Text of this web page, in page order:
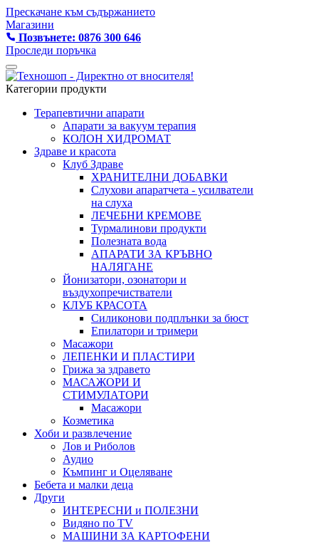
Прескачане към съдържанието
Магазини
Позвънете: 0876 300 646
Проследи поръчка
Категории продукти
Терапевтични апарати
Апарати за вакуум терапия
КОЛОН ХИДРОМАТ
Здраве и красота
Клуб Здраве
ХРАНИТЕЛНИ ДОБАВКИ
Слухови апаратчета - усилватели
на слуха
ЛЕЧЕБНИ КРЕМОВЕ
Турмалинови продукти
Полезната вода
АПАРАТИ ЗА КРЪВНО
НАЛЯГАНЕ
Йонизатори, озонатори и
въздухопречистватели
КЛУБ КРАСОТА
Силиконови подплънки за бюст
Епилатори и тримери
Масажори
ЛЕПЕНКИ И ПЛАСТИРИ
Грижа за здравето
МАСАЖОРИ И
СТИМУЛАТОРИ
Масажори
Козметика
Хоби и развлечение
Лов и Риболов
Аудио
Къмпинг и Оцеляване
Бебета и малки деца
Други
ИНТЕРЕСНИ и ПОЛЕЗНИ
Видяно по TV
МАШИНИ ЗА КАРТОФЕНИ